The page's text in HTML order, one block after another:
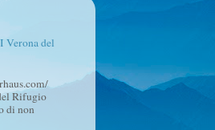
Verona del
Rifugio
di non